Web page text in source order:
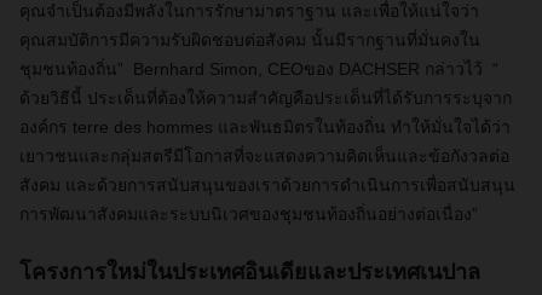
คุณจำเป็นต้องมีพลังในการรักษามาตราฐาน และเพื่อให้แน่ใจว่า
คุณสมบัติการมีความรับผิดชอบต่อสังคม นั้นมีรากฐานที่มั่นคงใน
ชุมชนท้องถิ่น” Bernhard Simon, CEOของ DACHSER กล่าวไว้ “
ด้วยวิธีนี้ ประเด็นที่ต้องให้ความสำคัญคือประเด็นที่ได้รับการระบุจาก
องค์กร terre des hommes และพันธมิตรในท้องถิ่น ทำให้มั่นใจได้ว่า
เยาวชนและกลุ่มสตรีมีโอกาสที่จะแสดงความคิดเห็นและข้อกังวลต่อ
สังคม และด้วยการสนับสนุนของเราด้วยการดำเนินการเพื่อสนับสนุน
การพัฒนาสังคมและระบบนิเวศของชุมชนท้องถิ่นอย่างต่อเนื่อง”
โครงการใหม่ในประเทศอินเดียและประเทศเนปาล